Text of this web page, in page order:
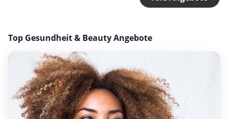
Top Gesundheit & Beauty Angebote